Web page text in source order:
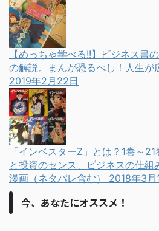
【めっちゃ学べる!!】ビジネス書
の解説。まんが恐るべし！人生が
2019年2月22日
「インベスターZ」とは？1巻～
と投資のセンス、ビジネスの仕組
漫画（ネタバレ含む） 2018年3月
今、あなたにオススメ！